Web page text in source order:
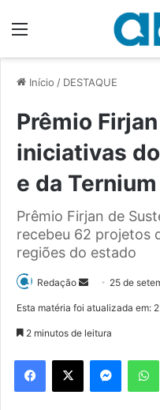
Início / DESTAQUE
Prêmio
iniciativas
e da Ternium
Prêmio Firjan de
recebeu 62 projetos
regiões do estado
Redação
d
e
m
25 de
Esta matéria foi atualizada em:
2 minutos de leitura